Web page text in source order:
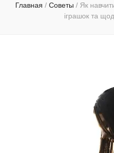
Главная / Советы / Як
іграшок та